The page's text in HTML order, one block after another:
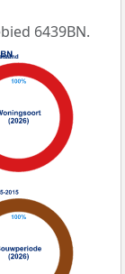
6439BN.